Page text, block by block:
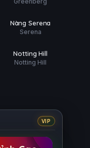
Nàng Serena
Serena
Notting Hill
Notting Hill